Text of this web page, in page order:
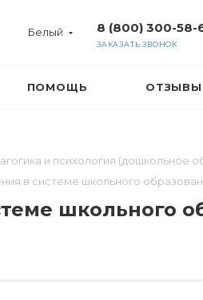
Белый 8 (800) 300-58-
ЗАКАЗАТЬ ЗВОНОК
ПОМОЩЬ ОТЗЫВЫ
и психология (дошкольное
в системе школьного
школьного